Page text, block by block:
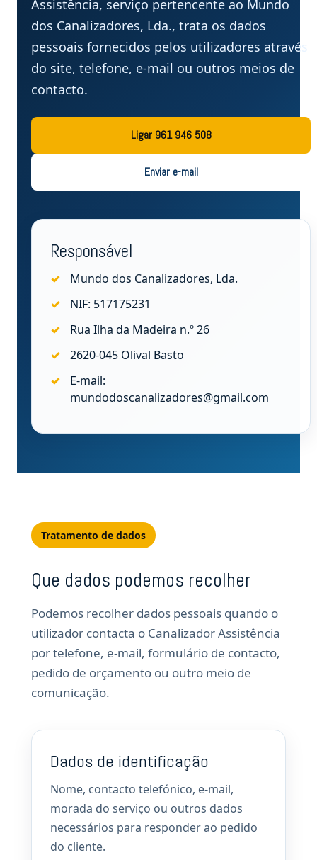
Assistência, serviço pertencente ao Mundo
dos Canalizadores, Lda., trata os dados
pessoais fornecidos pelos utilizadores através
do site, telefone, e-mail ou outros meios de
contacto.
Ligar 961 946 508
Enviar e-mail
Responsável
Mundo dos Canalizadores, Lda.
NIF: 517175231
Rua Ilha da Madeira n.º 26
2620-045 Olival Basto
E-mail:
mundodoscanalizadores@gmail.com
Tratamento de dados
Que dados podemos recolher
Podemos recolher dados pessoais quando o
utilizador contacta o Canalizador Assistência
por telefone, e-mail, formulário de contacto,
pedido de orçamento ou outro meio de
comunicação.
Dados de identificação
Nome, contacto telefónico, e-mail,
morada do serviço ou outros dados
necessários para responder ao pedido
do cliente.